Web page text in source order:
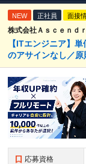
NEW 正社員 面接
株式会社Ａｓｃｅｎｄ
【ITエンジニア】
のアサインなし／
応募資格